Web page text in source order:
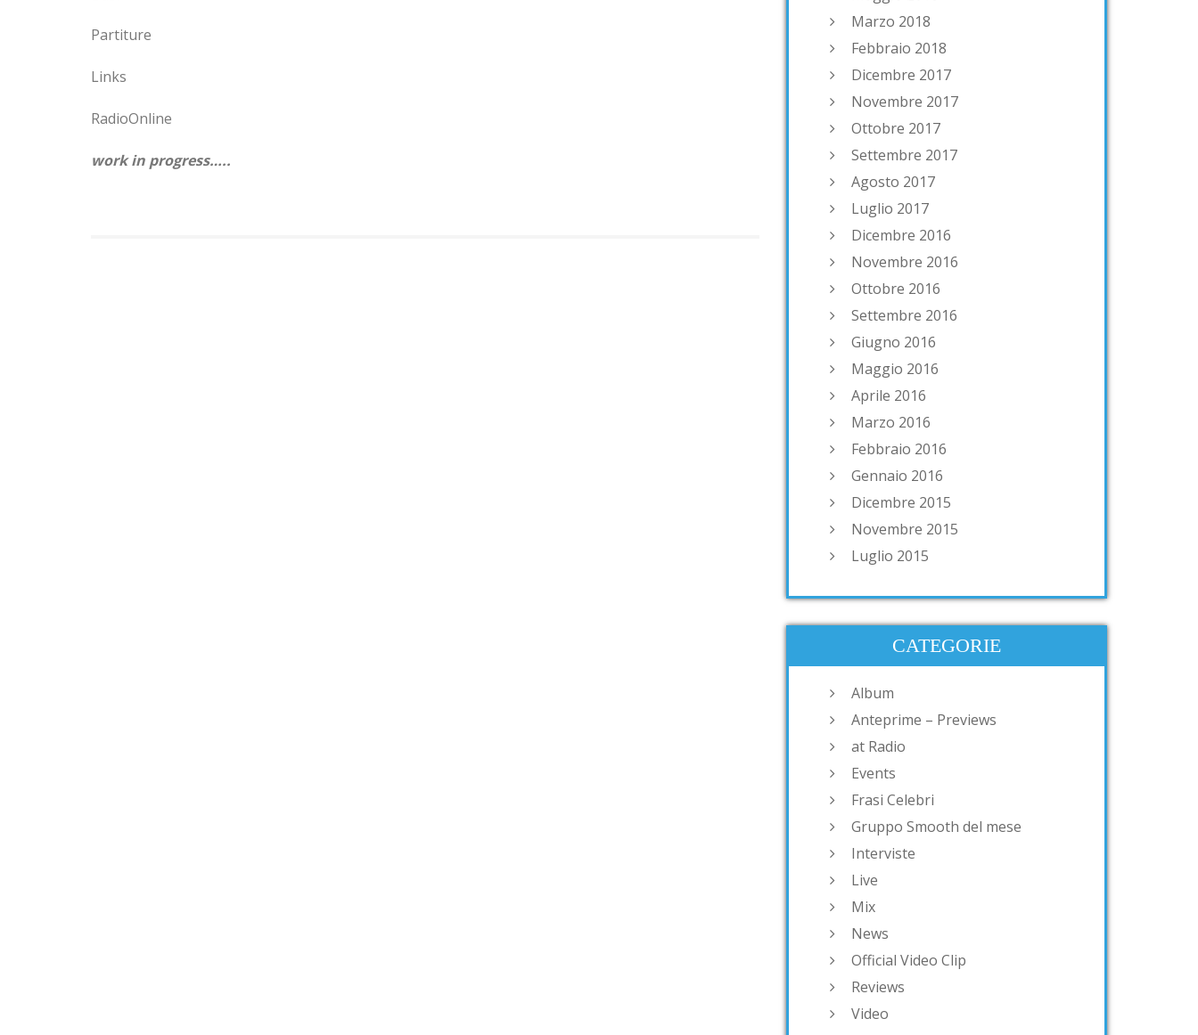
Partiture
Links
RadioOnline
work in progress…..
Marzo 2018
Febbraio 2018
Dicembre 2017
Novembre 2017
Ottobre 2017
Settembre 2017
Agosto 2017
Luglio 2017
Dicembre 2016
Novembre 2016
Ottobre 2016
Settembre 2016
Giugno 2016
Maggio 2016
Aprile 2016
Marzo 2016
Febbraio 2016
Gennaio 2016
Dicembre 2015
Novembre 2015
Luglio 2015
CATEGORIE
Album
Anteprime – Previews
at Radio
Events
Frasi Celebri
Gruppo Smooth del mese
Interviste
Live
Mix
News
Official Video Clip
Reviews
Video